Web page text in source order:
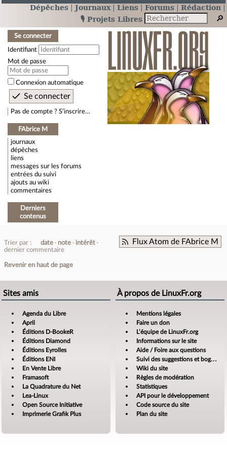
Dépêches Journaux Liens Forums
Rédaction
🎙️ Projets Libres
Se connecter
Identifiant
Mot de passe
Connexion automatique
Pas de compte ? S’inscrire…
FAbrice M
journaux
dépêches
liens
messages sur les forums
entrées du suivi
ajouts au wiki
commentaires
Derniers
contenus
Flux Atom de FAbrice M
Trier par : date note
intérêt
dernier commentaire
Revenir en haut de page
Sites amis
Agenda du Libre
April
Éditions D-BookeR
Éditions Diamond
Éditions Eyrolles
Éditions ENI
En Vente Libre
Framasoft
La Quadrature du Net
Lea-Linux
Open Source Initiative
Imprimerie Grafik Plus
À propos de LinuxFr.org
Mentions légales
Faire un don
L’équipe de LinuxFr.org
Informations sur le site
Aide / Foire aux questions
Suivi des suggestions et bogues
Wiki du site
Règles de modération
Statistiques
API pour le développement
Code source du site
Plan du site